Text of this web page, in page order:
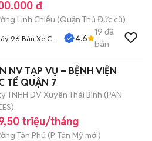
đ
Linh Chiểu (Quận Thủ Đức cũ)
96 Bán Xe Cũ
4.6
19 đã
bán
NV TẠP VỤ – BỆNH VIỆN
TẾ QUẬN 7
TNHH DV Xuyên Thái Bình (PAN
triệu/tháng
Tân Phú (P. Tân Mỹ mới)